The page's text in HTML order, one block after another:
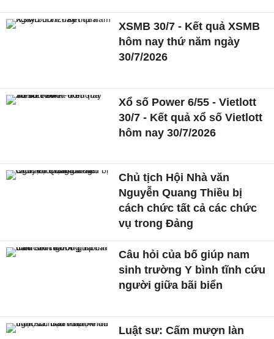
XSMB 30/7 - Kết quả XSMB
hôm nay thứ năm ngày
30/7/2026
Xổ số Power 6/55 - Vietlott
30/7 - Kết quả xổ số Vietlott
hôm nay 30/7/2026
Chủ tịch Hội Nhà văn
Nguyễn Quang Thiều bị
cách chức tất cả các chức
vụ trong Đảng
Câu hỏi của bố giúp nam
sinh trường Y bình tĩnh cứu
người giữa bãi biển
Luật sư: Cấm mượn làn